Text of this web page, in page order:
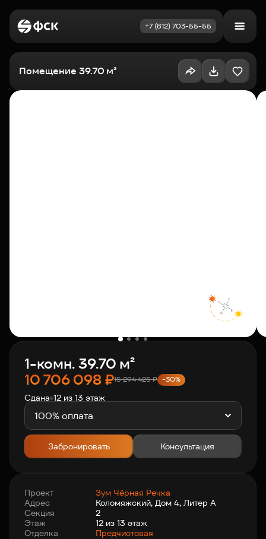
+7 (812) 703-55-55
Контакты
Связаться с нами
+7 812 703-55-55
Помещение 39.70 м²
1-комн. 39.70 м²
10 706 098₽15 294 425₽ -30%
Сдана 12 из 13 этаж
100% оплата
Забронировать Консультация
Проект
Зум Чёрная Речка
Адрес
Коломяжский, Дом 4, Литер А
Секция
2
Этаж
12 из 13 этаж
Отделка
Предчистовая